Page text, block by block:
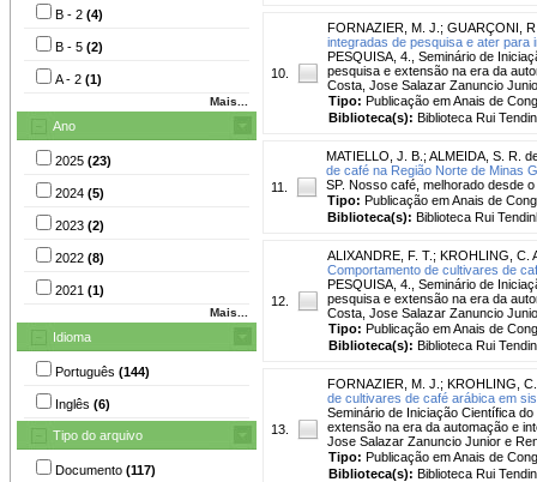
B - 2 (4)
B - 5 (2)
A - 2 (1)
Mais...
Ano
2025 (23)
2024 (5)
2023 (2)
2022 (8)
2021 (1)
Mais...
Idioma
Português (144)
Inglês (6)
Tipo do arquivo
Documento (117)
10.
FORNAZIER, M. J. ; GUARÇONI,
integradas de pesquisa e ater para
PESQUISA, 4., Seminário de
pesquisa e extensão na era da
Costa, Jose Salazar Zanuncio
Tipo: Publicação em Anais de
Biblioteca(s): Biblioteca Rui
11.
MATIELLO, J. B. ; ALMEIDA, S. R.
de café na Região Norte de Minas
SP. Nosso café, melhorado desde
Tipo: Publicação em Anais de
Biblioteca(s): Biblioteca Rui
12.
ALIXANDRE, F. T. ; KROHLING, C.
Comportamento de cultivares de
PESQUISA, 4., Seminário de
pesquisa e extensão na era da
Costa, Jose Salazar Zanuncio
Tipo: Publicação em Anais de
Biblioteca(s): Biblioteca Rui
13.
FORNAZIER, M. J. ; KROHLING,
de cultivares de café arábica em
Seminário de Iniciação Científica
extensão na era da automação e
Jose Salazar Zanuncio Junior e
Tipo: Publicação em Anais de
Biblioteca(s): Biblioteca Rui